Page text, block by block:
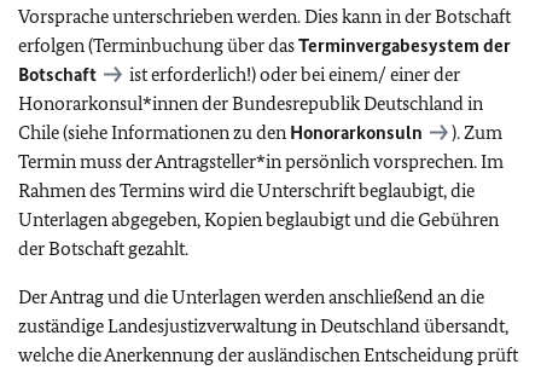
Vorsprache unterschrieben werden. Dies kann in der Botschaft
erfolgen (Terminbuchung über dasTerminvergabesystem der
Botschaft
ist erforderlich!) oder bei einem/ einer der
Honorarkonsul*innen der Bundesrepublik Deutschland in
Chile (siehe Informationen zu den Honorarkonsuln
). Zum
Termin muss der Antragsteller*in persönlich vorsprechen. Im
Rahmen des Termins wird die Unterschrift beglaubigt, die
Unterlagen abgegeben, Kopien beglaubigt und die Gebühren
der Botschaft gezahlt.
Der Antrag und die Unterlagen werden anschließend an die
zuständige Landesjustizverwaltung in Deutschland übersandt,
welche die Anerkennung der ausländischen Entscheidung prüft